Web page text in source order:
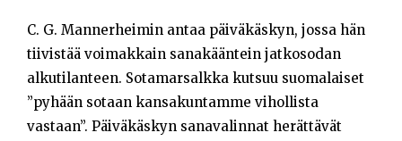
C. G. Mannerheimin antaa päiväkäskyn, jossa hän
tiivistää voimakkain sanakääntein jatkosodan
alkutilanteen. Sotamarsalkka kutsuu suomalaiset
”pyhään sotaan kansakuntamme vihollista
vastaan”. Päiväkäskyn sanavalinnat herättävät